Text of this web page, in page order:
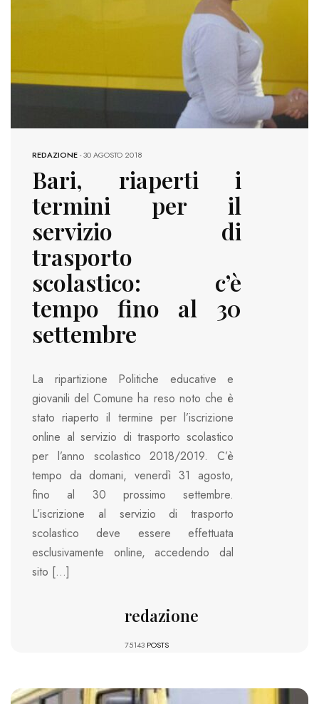
REDAZIONE-30 AGOSTO 2018
Bari, riaperti i
termini per il
servizio di
trasporto
scolastico: c’è
tempo fino al 30
settembre
La ripartizione Politiche educative e
giovanili del Comune ha reso noto che è
stato riaperto il termine per l’iscrizione
online al servizio di trasporto scolastico
per l’anno scolastico 2018/2019. C’è
tempo da domani, venerdì 31 agosto,
fino al 30 prossimo settembre.
L’iscrizione al servizio di trasporto
scolastico deve essere effettuata
esclusivamente online, accedendo dal
sito […]
redazione
75143 POSTS